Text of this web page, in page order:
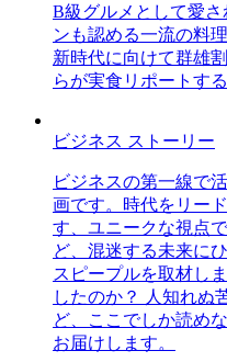
B級グルメとして愛
ンも認める一流の料
新時代に向けて群雄
らが実食リポートす
ビジネス ストーリー
ビジネスの第一線で
画です。時代をリー
す、ユニークな視点
ど、混迷する未来に
スピープルを取材し
したのか？ 人知れぬ
ど、ここでしか読め
お届けします。